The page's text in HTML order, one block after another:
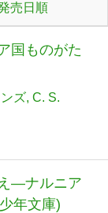
売日順
国ものがた
ズ C. S.
―ナルニア
年文庫)